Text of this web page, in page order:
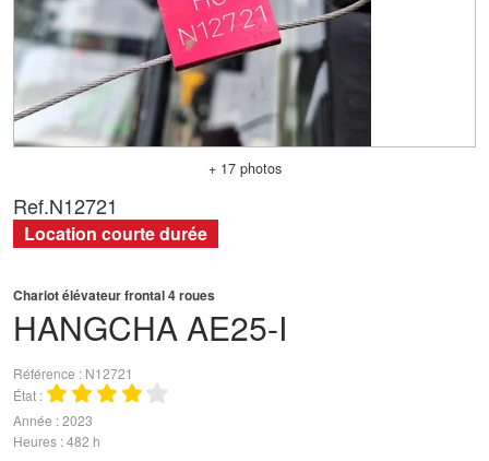
+ 17 photos
HANGCHAAE25-I
Chariot élévateur frontal 4 roues
Référence
N12721
État
Année 2023
Heures 482 h
Ref.N12721
Location courte durée